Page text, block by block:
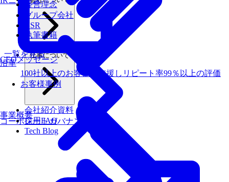
経営理念
グループ会社
CSR
執筆書籍
一覧を見る
沿革
100社以上のお客様を支援しリピート率99％以上の評価
お客様事例
コーポレートガバナンス
CEOメッセージ
仕事について
事業概要
会社紹介資料
採用FAQ
Tech Blog